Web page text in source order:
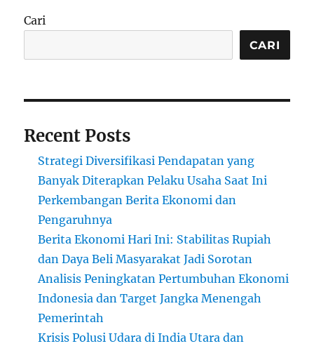
Cari
CARI
Recent Posts
Strategi Diversifikasi Pendapatan yang
Banyak Diterapkan Pelaku Usaha Saat Ini
Perkembangan Berita Ekonomi dan
Pengaruhnya
Berita Ekonomi Hari Ini: Stabilitas Rupiah
dan Daya Beli Masyarakat Jadi Sorotan
Analisis Peningkatan Pertumbuhan Ekonomi
Indonesia dan Target Jangka Menengah
Pemerintah
Krisis Polusi Udara di India Utara dan